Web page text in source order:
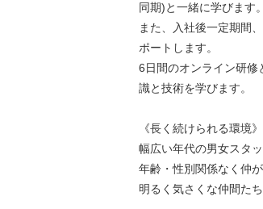
同期)と一緒に学びます。
また、入社後一定期間
ポートします。
6日間のオンライン研修
識と技術を学びます。
《長く続けられる環境
幅広い年代の男女スタ
年齢・性別関係なく仲
明るく気さくな仲間た